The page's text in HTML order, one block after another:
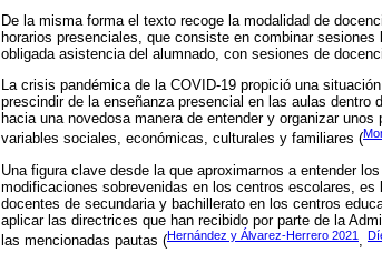
De la misma forma el texto recoge la modalidad de
horarios presenciales, que consiste en combinar
obligada asistencia del alumnado, con sesiones de
La crisis pandémica de la COVID-19 propició una
prescindir de la enseñanza presencial en las aulas
hacia una novedosa manera de entender y organizar
variables sociales, económicas, culturales y familiares (
Una figura clave desde la que aproximarnos a entender
modificaciones sobrevenidas en los centros escolares,
docentes de secundaria y bachillerato en los centros
aplicar las directrices que han recibido por parte de la
las mencionadas pautas (Hernández y Álvarez-Herrero 2021 ,